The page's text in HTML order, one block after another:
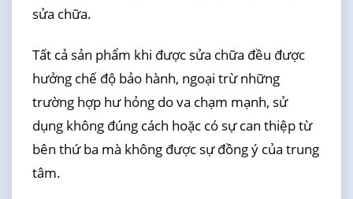
sửa chữa.
Tất cả sản phẩm khi được sửa chữa đều được
hưởng chế độ bảo hành, ngoại trừ những
trường hợp hư hỏng do va chạm mạnh, sử
dụng không đúng cách hoặc có sự can thiệp từ
bên thứ ba mà không được sự đồng ý của trung
tâm.